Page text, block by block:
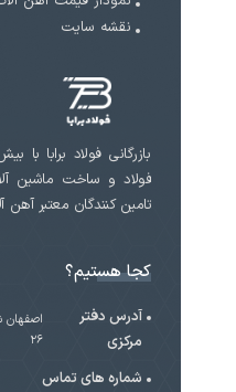
نقشه سایت
فولاد و ساخت ماشین
تامین کنندگان معتبر
کجا هستیم؟
آدرس دفتر
مرکزی
اصفهان
۲۶
شماره های تماس